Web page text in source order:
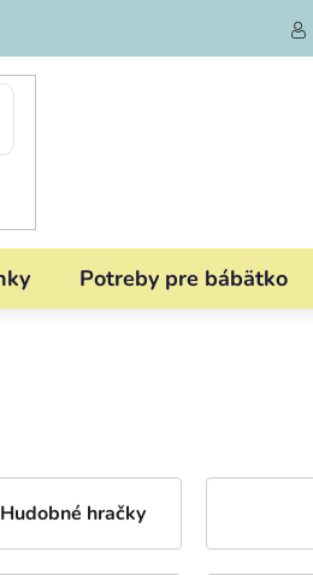
Potreby pre bábätko
Hudobné hračky